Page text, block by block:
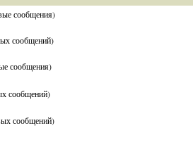
сообщения)
сообщений)
сообщения)
сообщений)
сообщений)